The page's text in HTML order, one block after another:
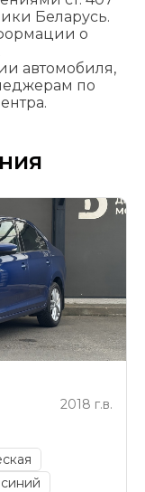
Беларусь.
о
автомобиля,
по
2018 г.в.
синий